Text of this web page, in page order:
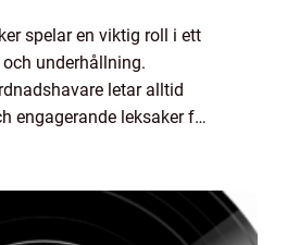
spelar en viktig roll i ett
underhållning.
letar alltid
engagerande leksaker för